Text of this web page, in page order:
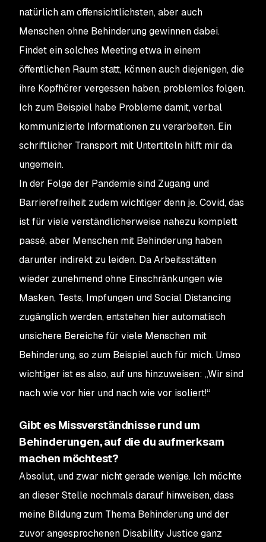
natürlich am offensichtlichsten, aber auch
Menschen ohne Behinderung gewinnen dabei.
Findet ein solches Meeting etwa in einem
öffentlichen Raum statt, können auch diejenigen, die
ihre Kopfhörer vergessen haben, problemlos folgen.
Ich zum Beispiel habe Probleme damit, verbal
kommunizierte Informationen zu verarbeiten. Ein
schriftlicher Transport mit Untertiteln hilft mir da
ungemein.
In der Folge der Pandemie sind Zugang und
Barrierefreiheit zudem wichtiger denn je. Covid, das
ist für viele verständlicherweise nahezu komplett
passé, aber Menschen mit Behinderung haben
darunter indirekt zu leiden. Da Arbeitsstätten
wieder zunehmend ohne Einschränkungen wie
Masken, Tests, Impfungen und Social Distancing
zugänglich werden, entstehen hier automatisch
unsichere Bereiche für viele Menschen mit
Behinderung, so zum Beispiel auch für mich. Umso
wichtiger ist es also, auf uns hinzuweisen: „Wir sind
nach wie vor hier und nach wie vor isoliert!“
Gibt es Missverständnisse rund um
Behinderungen, auf die du aufmerksam
machen möchtest?
Absolut, und zwar nicht gerade wenige. Ich möchte
an dieser Stelle nochmals darauf hinweisen, dass
meine Bildung zum Thema Behinderung und der
zuvor angesprochenen Disability Justice ganz